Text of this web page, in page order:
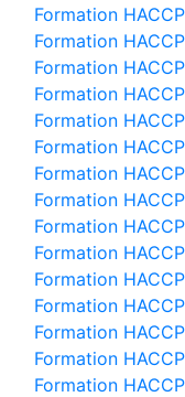
Formation
Formation
Formation
Formation
Formation
Formation
Formation
Formation
Formation
Formation
Formation
Formation
Formation
Formation
Formation